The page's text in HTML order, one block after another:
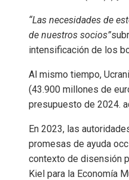
“Las necesidades de
de nuestros socios”
intensificación de los
Al mismo tiempo,
(43.900 millones de
presupuesto de 2024.
En 2023, las
promesas de ayuda
contexto de disensión
Kiel para la Economía